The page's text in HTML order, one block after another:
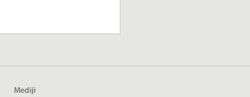
Mediji